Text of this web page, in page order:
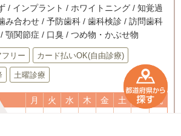
/ インプラント / ホワイトニング / 知覚過
み合わせ / 予防歯科 / 歯科検診 / 訪問歯科
顎関節症 / 口臭 / つめ物・かぶせ物
リー カード払いOK(自由診療)
土曜診療
月 火 水 木 金 土 日
祝